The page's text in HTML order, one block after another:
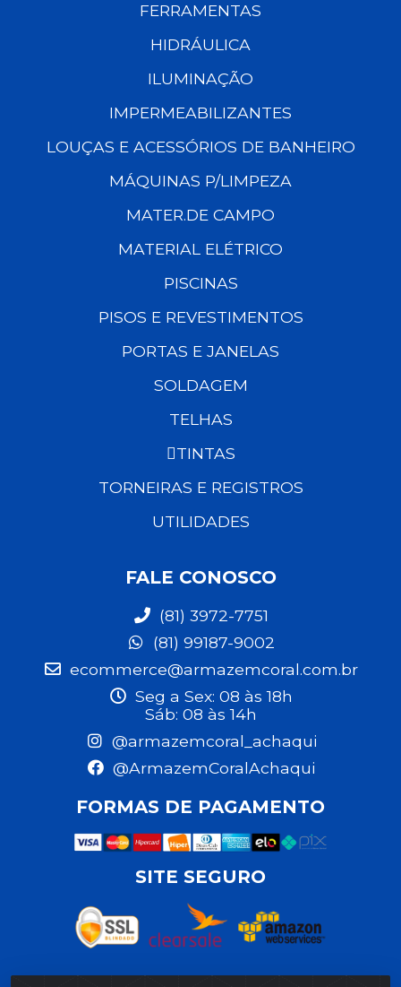
FERRAMENTAS
HIDRÁULICA
ILUMINAÇÃO
IMPERMEABILIZANTES
LOUÇAS E ACESSÓRIOS DE BANHEIRO
MÁQUINAS P/LIMPEZA
MATER.DE CAMPO
MATERIAL ELÉTRICO
PISCINAS
PISOS E REVESTIMENTOS
PORTAS E JANELAS
SOLDAGEM
TELHAS
TINTAS
TORNEIRAS E REGISTROS
UTILIDADES
FALE CONOSCO
(81) 3972-7751
(81) 99187-9002
ecommerce@armazemcoral.com.br
Seg a Sex: 08 às 18h
Sáb: 08 às 14h
@armazemcoral_achaqui
@ArmazemCoralAchaqui
FORMAS DE PAGAMENTO
SITE SEGURO